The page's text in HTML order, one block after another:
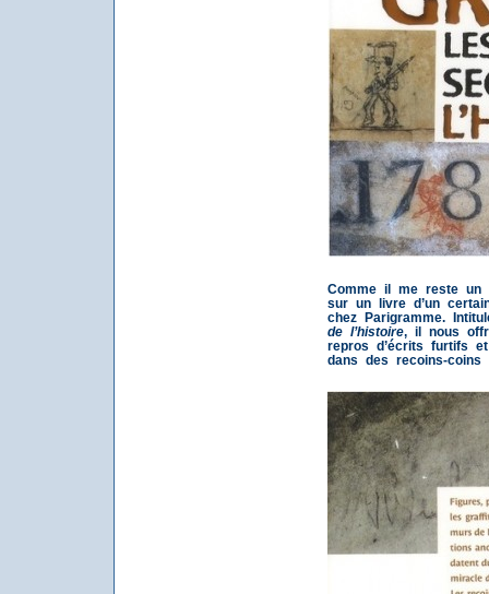
Comme il me reste un
sur un livre d’un
chez Parigramme.
de l’histoire, il nous
repros d’écrits furtifs
dans des recoins-